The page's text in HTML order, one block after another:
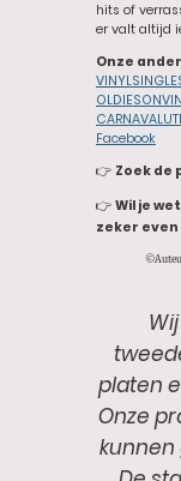
hits of
er valt altijd
Onze
Facebook
👉 Zoek de
👉 Wil je
zeker even
platen
Onze